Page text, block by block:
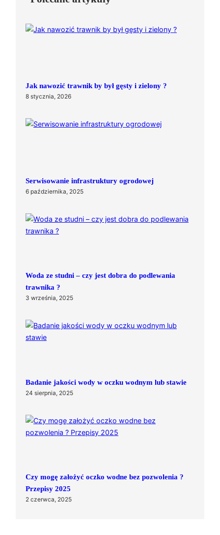
Jak nawozić trawnik by był gęsty i zielony ?
8 stycznia, 2026
Serwisowanie infrastruktury ogrodowej
6 października, 2025
Woda ze studni – czy jest dobra do podlewania
trawnika ?
3 września, 2025
Badanie jakości wody w oczku wodnym lub stawie
24 sierpnia, 2025
Czy mogę założyć oczko wodne bez pozwolenia ?
Przepisy 2025
2 czerwca, 2025